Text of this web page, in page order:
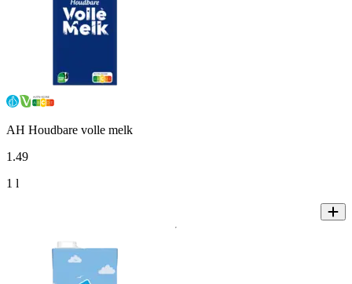
AH Houdbare volle melk
1 .49
1 l